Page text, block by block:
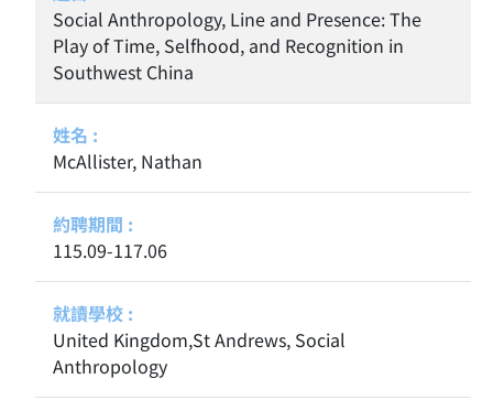
Social Anthropology, Line and Presence: The
Play of Time, Selfhood, and Recognition in
Southwest China
McAllister, Nathan
115.09-117.06
United Kingdom,St Andrews, Social
Anthropology